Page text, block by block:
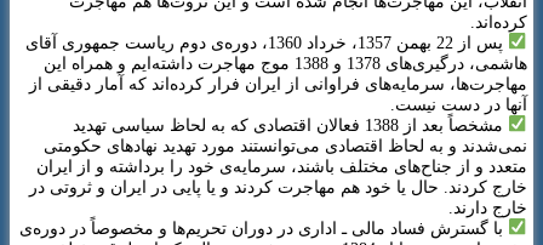
کرده‌اند.
پس از 22 بهمن 1357، خرداد 1360، دوره‌ی دوم ریاست جمهوری آقای
هاشمی، درگیری‌های 1378 و 1388 موج مهاجرت داشته‌ایم و همراه این
مهاجرت‌ها، سرمایه‌های فراوانی از ایران فرار کرده‌اند که آمار دقیقی از
آنها در دست نیست.
مشخصاً بعد از 1388 فعالان اقتصادی که به لحاظ سیاسی تهدید
نمی‌شدند و به لحاظ اقتصادی می‌توانستند مورد تهدید نهادهای حکومتی
متعدد و از جناح‌های مختلف باشند، سرمایه‌ی خود را برداشته و از ایران
خارج کردند. حال یا خود هم مهاجرت کردند و یا پایی در ایران و ثروتی در
خارج دارند.
با گسترش فساد مالی ـ اداری در دوران تحریم‌ها و مخصوصاً در دوره‌ی